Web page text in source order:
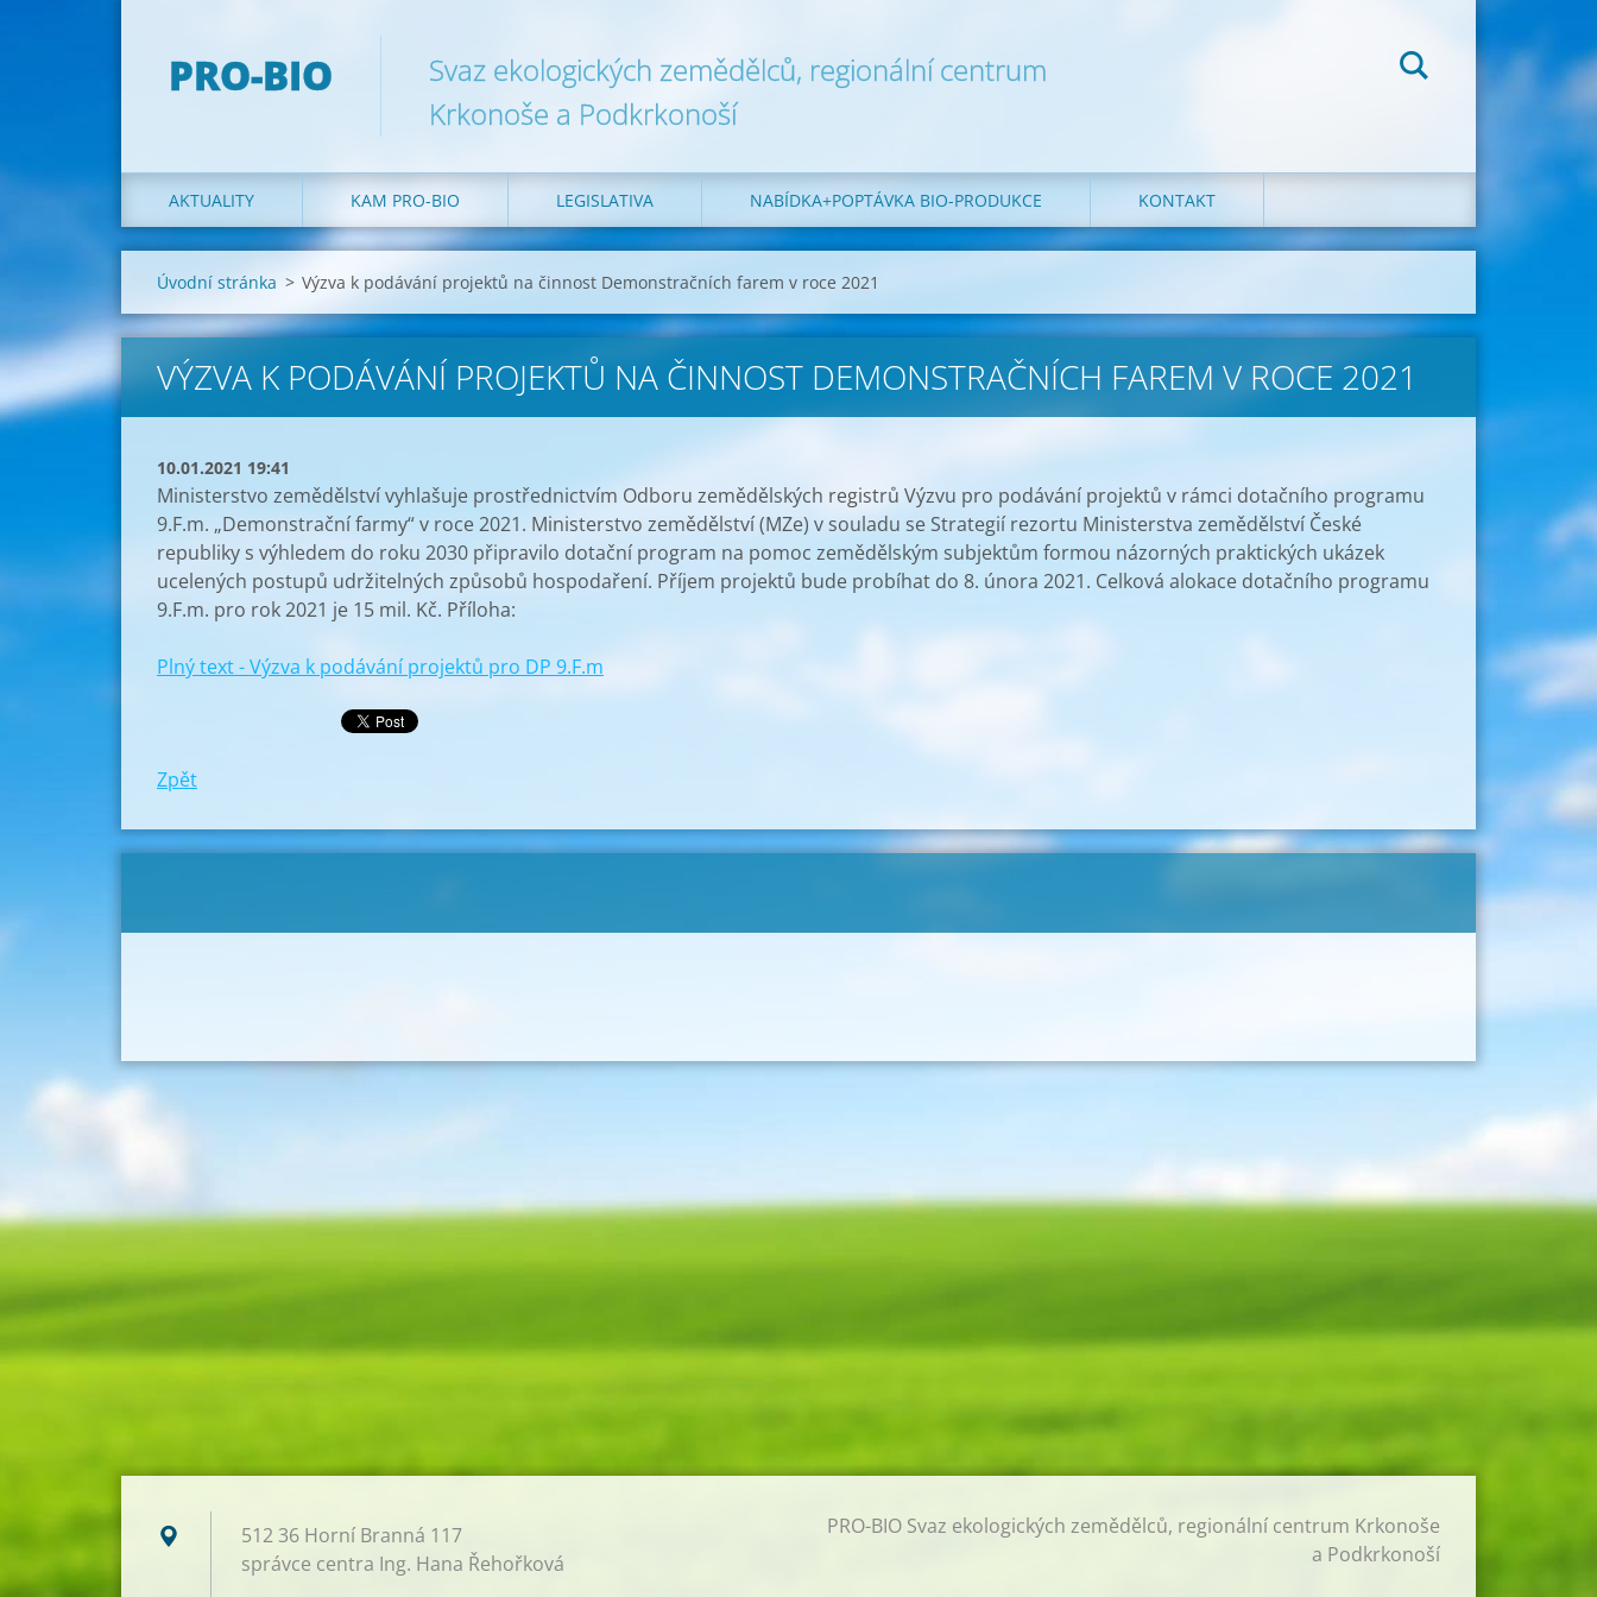
PRO-BIO
Svaz ekologických zemědělců, regionální centrum
Krkonoše a Podkrkonoší
AKTUALITY KAM PRO-BIO LEGISLATIVA NABÍDKA+POPTÁVKA BIO-PRODUKCE KONTAKT
Úvodní stránka > Výzva k podávání projektů na činnost Demonstračních farem v roce 2021
VÝZVA K PODÁVÁNÍ PROJEKTŮ NA ČINNOST DEMONSTRAČNÍCH FAREM V ROCE 2021
10.01.2021 19:41
Ministerstvo zemědělství vyhlašuje prostřednictvím Odboru zemědělských registrů Výzvu pro podávání projektů v rámci dotačního programu
9.F.m. „Demonstrační farmy“ v roce 2021. Ministerstvo zemědělství (MZe) v souladu se Strategií rezortu Ministerstva zemědělství České
republiky s výhledem do roku 2030 připravilo dotační program na pomoc zemědělským subjektům formou názorných praktických ukázek
ucelených postupů udržitelných způsobů hospodaření. Příjem projektů bude probíhat do 8. února 2021. Celková alokace dotačního programu
9.F.m. pro rok 2021 je 15 mil. Kč. Příloha:
Plný text - Výzva k podávání projektů pro DP 9.F.m
Zpět
512 36 Horní Branná 117
správce centra Ing. Hana Řehořková
PRO-BIO Svaz ekologických zemědělců, regionální centrum Krkonoše
a Podkrkonoší